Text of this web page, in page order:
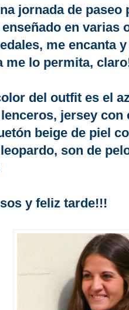
jornada de
en varias
me encanta
me lo permita,
del outfit es el
jersey
beige de piel
son de
y feliz tarde!!!